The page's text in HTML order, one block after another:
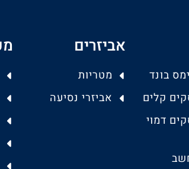
בונד
קלים
דמוי
אביזרים
מטריות
אביזרי נסיעה